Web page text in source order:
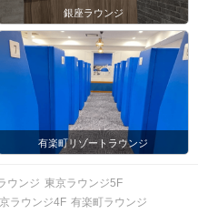
銀座ラウンジ
有楽町リゾートラウンジ
ウンジ 東京ラウンジ5F
ラウンジ4F 有楽町ラウンジ